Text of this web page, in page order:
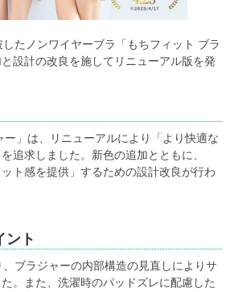
たノンワイヤーブラ「もちフィット ブラ
設計の改良を施してリニューアル版を発
ー」は、リニューアルにより「より快適な
追求しました。新色の追加とともに、
ット感を提供」するための設計改良が行わ
ント
ブラジャーの内部構造の見直しによりサ
。また、洗濯時のパッドズレに配慮した